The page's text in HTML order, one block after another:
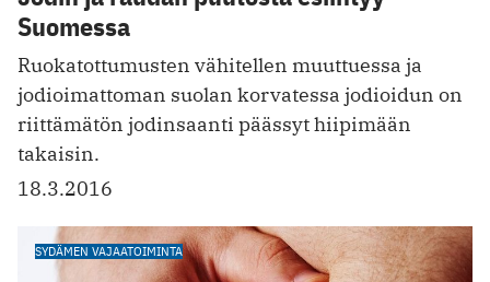
Suomessa
Ruokatottumusten vähitellen muuttuessa ja
jodioimattoman suolan korvatessa jodioidun on
riittämätön jodinsaanti päässyt hiipimään
takaisin.
18.3.2016
SYDÄMEN VAJAATOIMINTA